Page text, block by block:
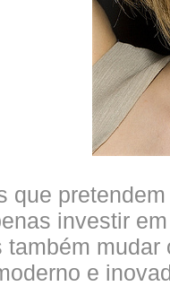
que
investir
mudar
e